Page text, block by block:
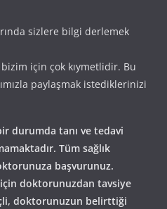
sizlere bilgi derlemek
için çok kıymetlidir. Bu
paylaşmak istediklerinizi
durumda tanı ve tedavi
Tüm sağlık
başvurunuz.
doktorunuzdan tavsiye
doktorunuzun belirttiği